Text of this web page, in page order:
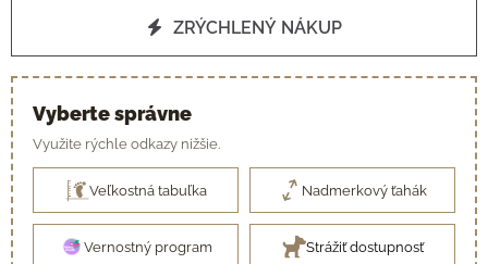
ZRÝCHLENÝ NÁKUP
Vyberte správne
Využite rýchle odkazy nižšie.
Veľkostná tabuľka Nadmerkový ťahák
Vernostný program Strážiť dostupnosť